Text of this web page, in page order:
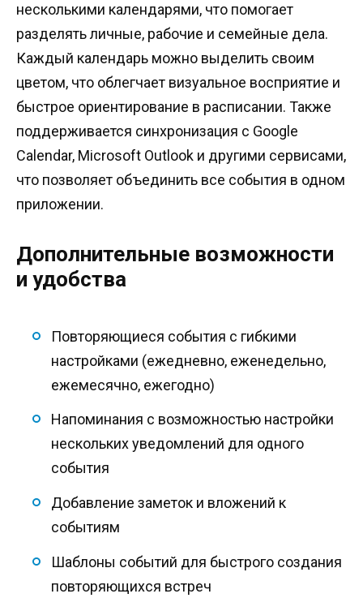
несколькими календарями, что помогает
разделять личные, рабочие и семейные дела.
Каждый календарь можно выделить своим
цветом, что облегчает визуальное восприятие и
быстрое ориентирование в расписании. Также
поддерживается синхронизация с Google
Calendar, Microsoft Outlook и другими сервисами,
что позволяет объединить все события в одном
приложении.
Дополнительные возможности
и удобства
Повторяющиеся события с гибкими
настройками (ежедневно, еженедельно,
ежемесячно, ежегодно)
Напоминания с возможностью настройки
нескольких уведомлений для одного
события
Добавление заметок и вложений к
событиям
Шаблоны событий для быстрого создания
повторяющихся встреч